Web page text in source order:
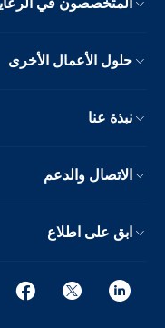
المتخصصون في
حلول الأعمال الأخرى
نبذة عنا
الاتصال والدعم
ابق على اطلاع